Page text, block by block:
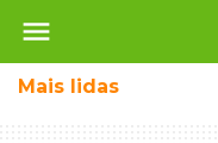
menu
Mais lidas